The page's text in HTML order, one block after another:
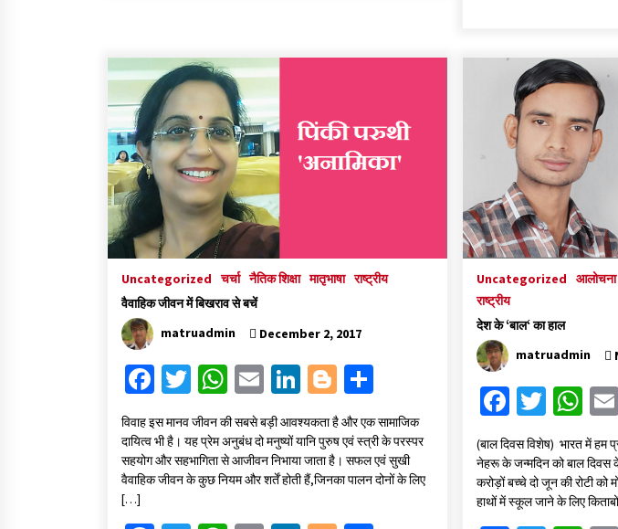
o
k
p
p
n
o
o
k
er sA
p
p
Uncategorized चर्चा नैतिक शिक्षा मातृभाषा राष्ट्रीय
वैवाहिक जीवन में बिखराव से बचें
matruadmin
December 2, 2017
Fa
b
o
o
T
wi
tt
er
W
h
at
sA
p
E
m
ai
l
Li
ke
dI
n
Bl
o
gg
er
ar
e
विवाह इस मानव जीवन की सबसे बड़ी आवश्यकता है और एक सामाजिक
दायित्व भी है। यह प्रेम अनुबंध दो मनुष्यों यानि पुरुष एवं स्त्री के परस्पर
सहयोग और सहभागिता से आजीवन निभाया जाता है। सफल एवं सुखी
वैवाहिक जीवन के कुछ नियम और शर्तें होती हैं,जिनका पालन दोनों के लिए
[…]
Uncategorized आलोचना
राष्ट्रीय
देश के ‘बाल‘ का हाल
matruadmin
Fa
ce
b
o
o
T
wi
tt
er
W
h
at
sA
p
(बाल दिवस विशेष) भारत में हम
नेहरू के जन्मदिन को बाल
करोड़ों बच्चे दो जून की रोटी
हाथों में स्कूल जाने के लिए